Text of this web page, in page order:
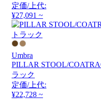
定価/上代:
¥27,091 ~
Umbra
PILLAR STOOL/
ラック
定価/上代:
¥22,728 ~